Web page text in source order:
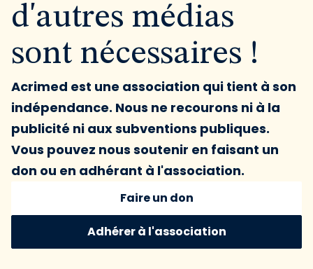
d'autres médias
sont nécessaires !
Acrimed est une association qui tient à son
indépendance. Nous ne recourons ni à la
publicité ni aux subventions publiques.
Vous pouvez nous soutenir en faisant un
don ou en adhérant à l'association.
Faire un don
Adhérer à l'association